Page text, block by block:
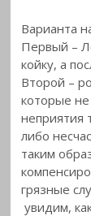
Варианта
Первый –
койку, а
Второй –
которые
неприятия
либо
таким
грязные
увидим,